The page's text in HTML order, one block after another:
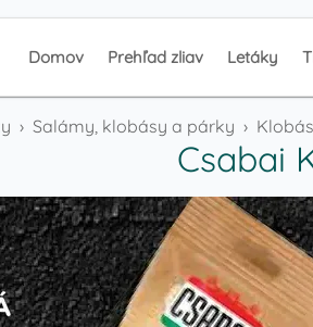
Domov Prehľad zliav Letáky
› Salámy, klobásy a párky ›
Csabai